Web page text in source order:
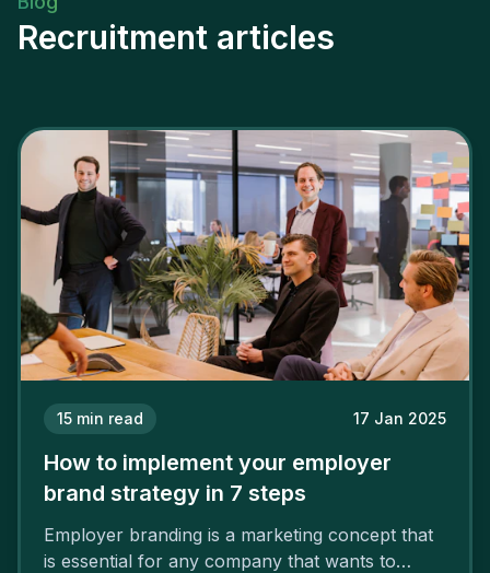
Recruitment articles
15 min read 17 Jan 2025
How to implement your employer
brand strategy in 7 steps
Employer branding is a marketing concept that
is essential for any company that wants to